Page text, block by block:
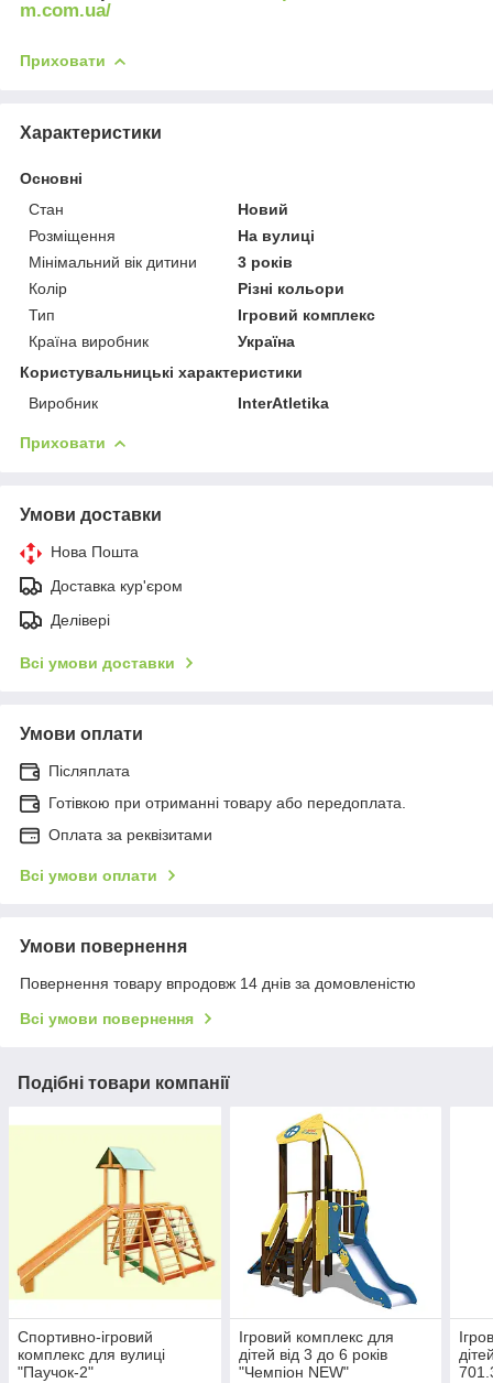
m.com.ua/
Приховати
Характеристики
Основні
Стан
Новий
Розміщення
На вулиці
Мінімальний вік дитини
3 років
Колір
Різні кольори
Тип
Ігровий комплекс
Країна виробник
Україна
Користувальницькі характеристики
Виробник
InterAtletika
Приховати
Умови доставки
Нова Пошта
Доставка кур'єром
Делівері
Всі умови доставки
Умови оплати
Післяплата
Готівкою при отриманні товару або передоплата.
Оплата за реквізитами
Всі умови оплати
Умови повернення
Повернення товару впродовж 14 днів за домовленістю
Всі умови повернення
Подібні товари компанії
Спортивно-ігровий
комплекс для вулиці
"Паучок-2"
Ігровий комплекс для
дітей від 3 до 6 років
"Чемпіон NEW"